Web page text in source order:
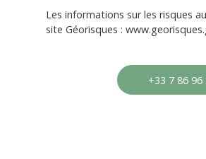
Les informations sur les risques
site Géorisques :
+33 7 86 96